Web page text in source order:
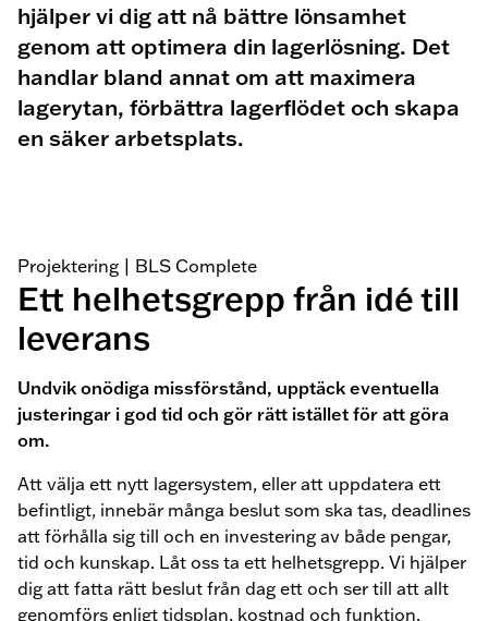
hjälper vi dig att nå bättre lönsamhet
genom att optimera din lagerlösning. Det
handlar bland annat om att maximera
lagerytan, förbättra lagerflödet och skapa
en säker arbetsplats.
Projektering | BLS Complete
Ett helhetsgrepp från idé till
leverans
Undvik onödiga missförstånd, upptäck eventuella
justeringar i god tid och gör rätt istället för att göra
om.
Att välja ett nytt lagersystem, eller att uppdatera ett
befintligt, innebär många beslut som ska tas, deadlines
att förhålla sig till och en investering av både pengar,
tid och kunskap. Låt oss ta ett helhetsgrepp. Vi hjälper
dig att fatta rätt beslut från dag ett och ser till att allt
genomförs enligt tidsplan, kostnad och funktion.